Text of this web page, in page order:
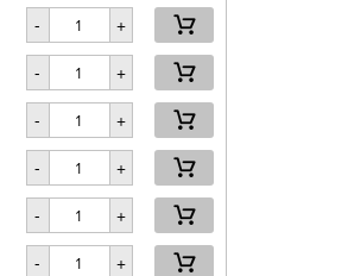
- +
- +
- +
- +
- +
- +